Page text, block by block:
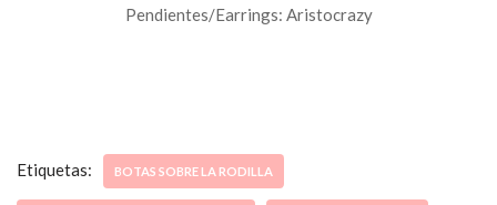
Pendientes/Earrings: Aristocrazy
Etiquetas: BOTAS SOBRE LA RODILLA